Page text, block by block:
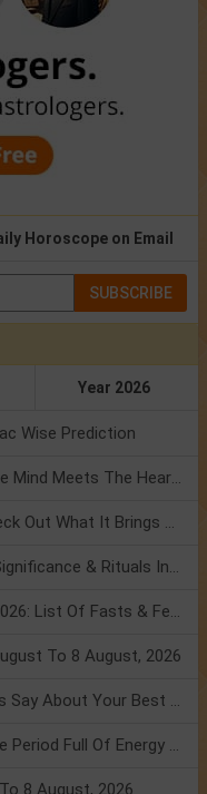
Horoscope on Email
SUBSCRIBE
Year 2026
Wise Prediction
Mercury Transit In Cancer: When The Mind Meets The Heart!
Mercury Transit In Cancer 2026: Check Out What It Brings For You
Shravan Somvar Vrat 2026: Dates, Significance & Rituals In August
Weekly Horoscope 3 To 9 August, 2026: List Of Fasts & Festivals
To 8 August, 2026
Friendship Day 2026: What The Stars Say About Your Best Friend!
Mars Transit In Gemini: Embrace The Period Full Of Energy & Intelligence
8 August, 2026